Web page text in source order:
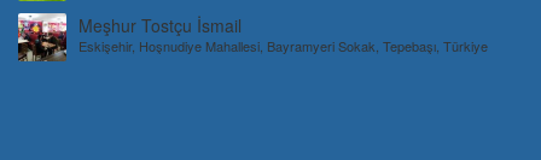
Meşhur Tostçu İsmail
Eskişehir, Hoşnudiye Mahallesi, Bayramyeri Sokak, Tepebaşı, Türkiye